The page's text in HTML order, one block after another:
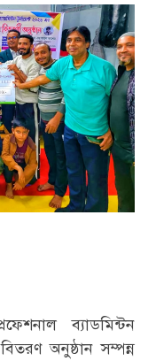
ব্যাডমিন্টন
অনুষ্ঠান সম্পন্ন